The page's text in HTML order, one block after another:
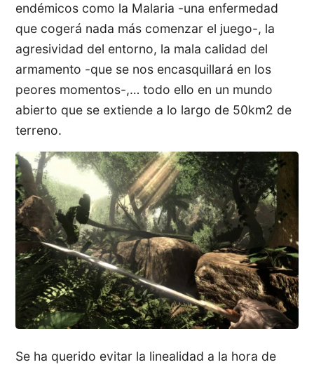
endémicos como la Malaria -una enfermedad
que cogerá nada más comenzar el juego-, la
agresividad del entorno, la mala calidad del
armamento -que se nos encasquillará en los
peores momentos-,… todo ello en un mundo
abierto que se extiende a lo largo de 50km2 de
terreno.
Se ha querido evitar la linealidad a la hora de